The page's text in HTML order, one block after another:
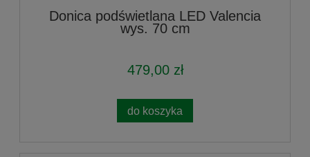
Donica podświetlana LED Valencia
wys. 70 cm
479,00 zł
do koszyka